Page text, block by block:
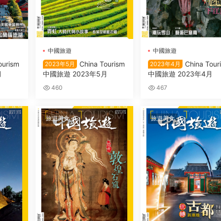
中國旅遊
2023年5月
China Tourism
中國旅遊 2023年5月
460
中國旅遊
2023年4月
China
中國旅遊 2023年4月
467
旅遊美食 旅遊美食